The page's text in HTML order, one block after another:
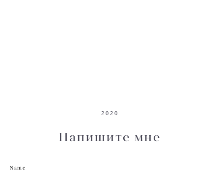
2020
Напишите мне
Name